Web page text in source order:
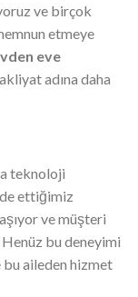
ve birçok
etmeye
eve
adına daha
teknoloji
ettiğimiz
ve müşteri
bu deneyimi
bu aileden hizmet